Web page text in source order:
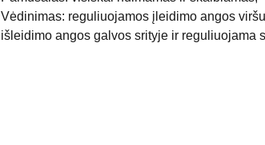
Vėdinimas: reguliuojamos įleidimo angos
išleidimo angos galvos srityje ir reguliuojama